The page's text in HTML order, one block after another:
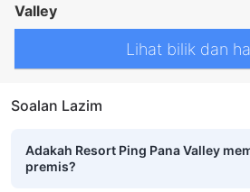
Valley
Lihat bilik dan
Soalan Lazim
Adakah Resort Ping Pana Valley
premis?